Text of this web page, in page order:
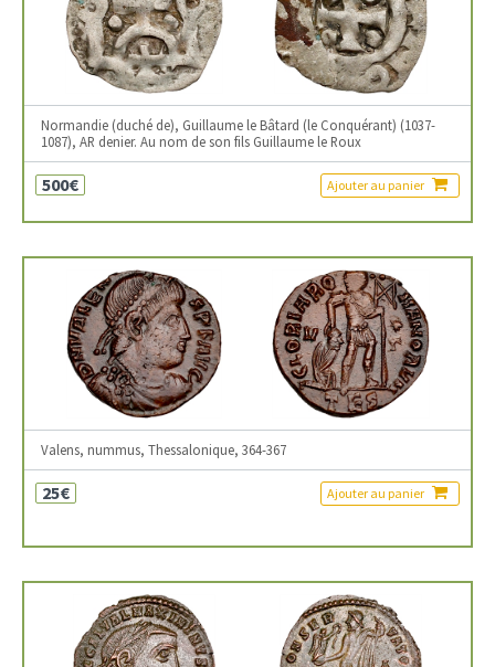
Normandie (duché de), Guillaume le Bâtard (le Conquérant) (1037-
1087), AR denier. Au nom de son fils Guillaume le Roux
500€ Ajouter au panier
Valens, nummus, Thessalonique, 364-367
25€ Ajouter au panier